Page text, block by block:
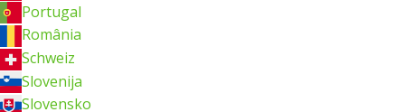
Portugal
România
Schweiz
Slovenija
Slovensko